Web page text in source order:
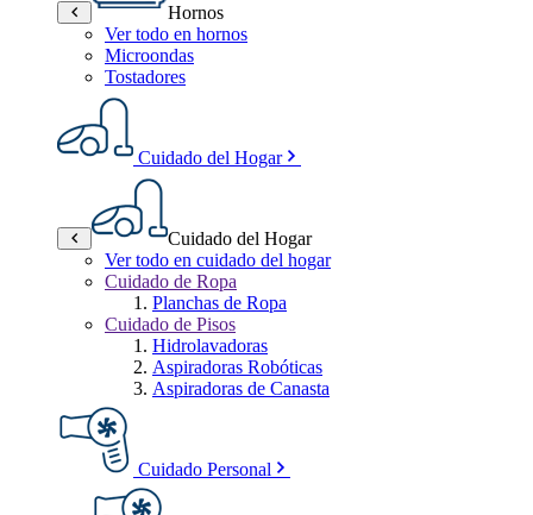
Hornos
Ver todo en hornos
Microondas
Tostadores
Cuidado del Hogar
Cuidado del Hogar
Ver todo en cuidado del hogar
Cuidado de Ropa
Planchas de Ropa
Cuidado de Pisos
Hidrolavadoras
Aspiradoras Robóticas
Aspiradoras de Canasta
Cuidado Personal